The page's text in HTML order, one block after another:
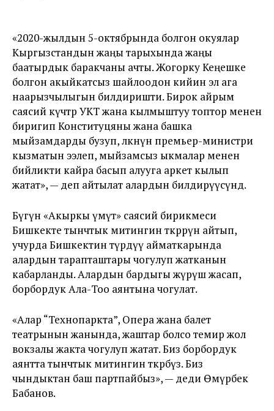
«2020-жылдын 5-октябрында болгон окуялар
Кыргызстандын жаңы тарыхында жаңы
баатырдык баракчаны ачты. Жогорку Кеңешке
болгон акыйкатсыз шайлоодон кийин эл ага
наарызчылыгын билдиришти. Бирок айрым
саясий күчтөр УКТ жана кылмыштуу топтор менен
биригип Конституцяны жана башка
мыйзамдарды бузуп, өлкөнүн премьер-министри
кызматын ээлеп, мыйзамсыз ыкмалар менен
бийликти кайра басып алууга аркет кылып
жатат», — деп айтылат алардын билдирүүсүндө.
Бүгүн «Акыркы үмүт» саясий бирикмеси
Бишкекте тынчтык митингин өткөрөрүн айтып,
учурда Бишкектин түрдүү айматкарында
алардын тарапташтары чогулуп жатканын
кабарланды. Алардын бардыгы жүрүш жасап,
борбордук Ала-Тоо аянтына чогулат.
«Алар “Технопаркта”, Опера жана балет
театрынын жанында, жаштар болсо темир жол
вокзалы жакта чогулуп жатат. Биз борбордук
аянтта тынчтык митингин өткөрөбүз. Биз
чындыктан баш партпайбыз», — деди Өмүрбек
Бабанов.